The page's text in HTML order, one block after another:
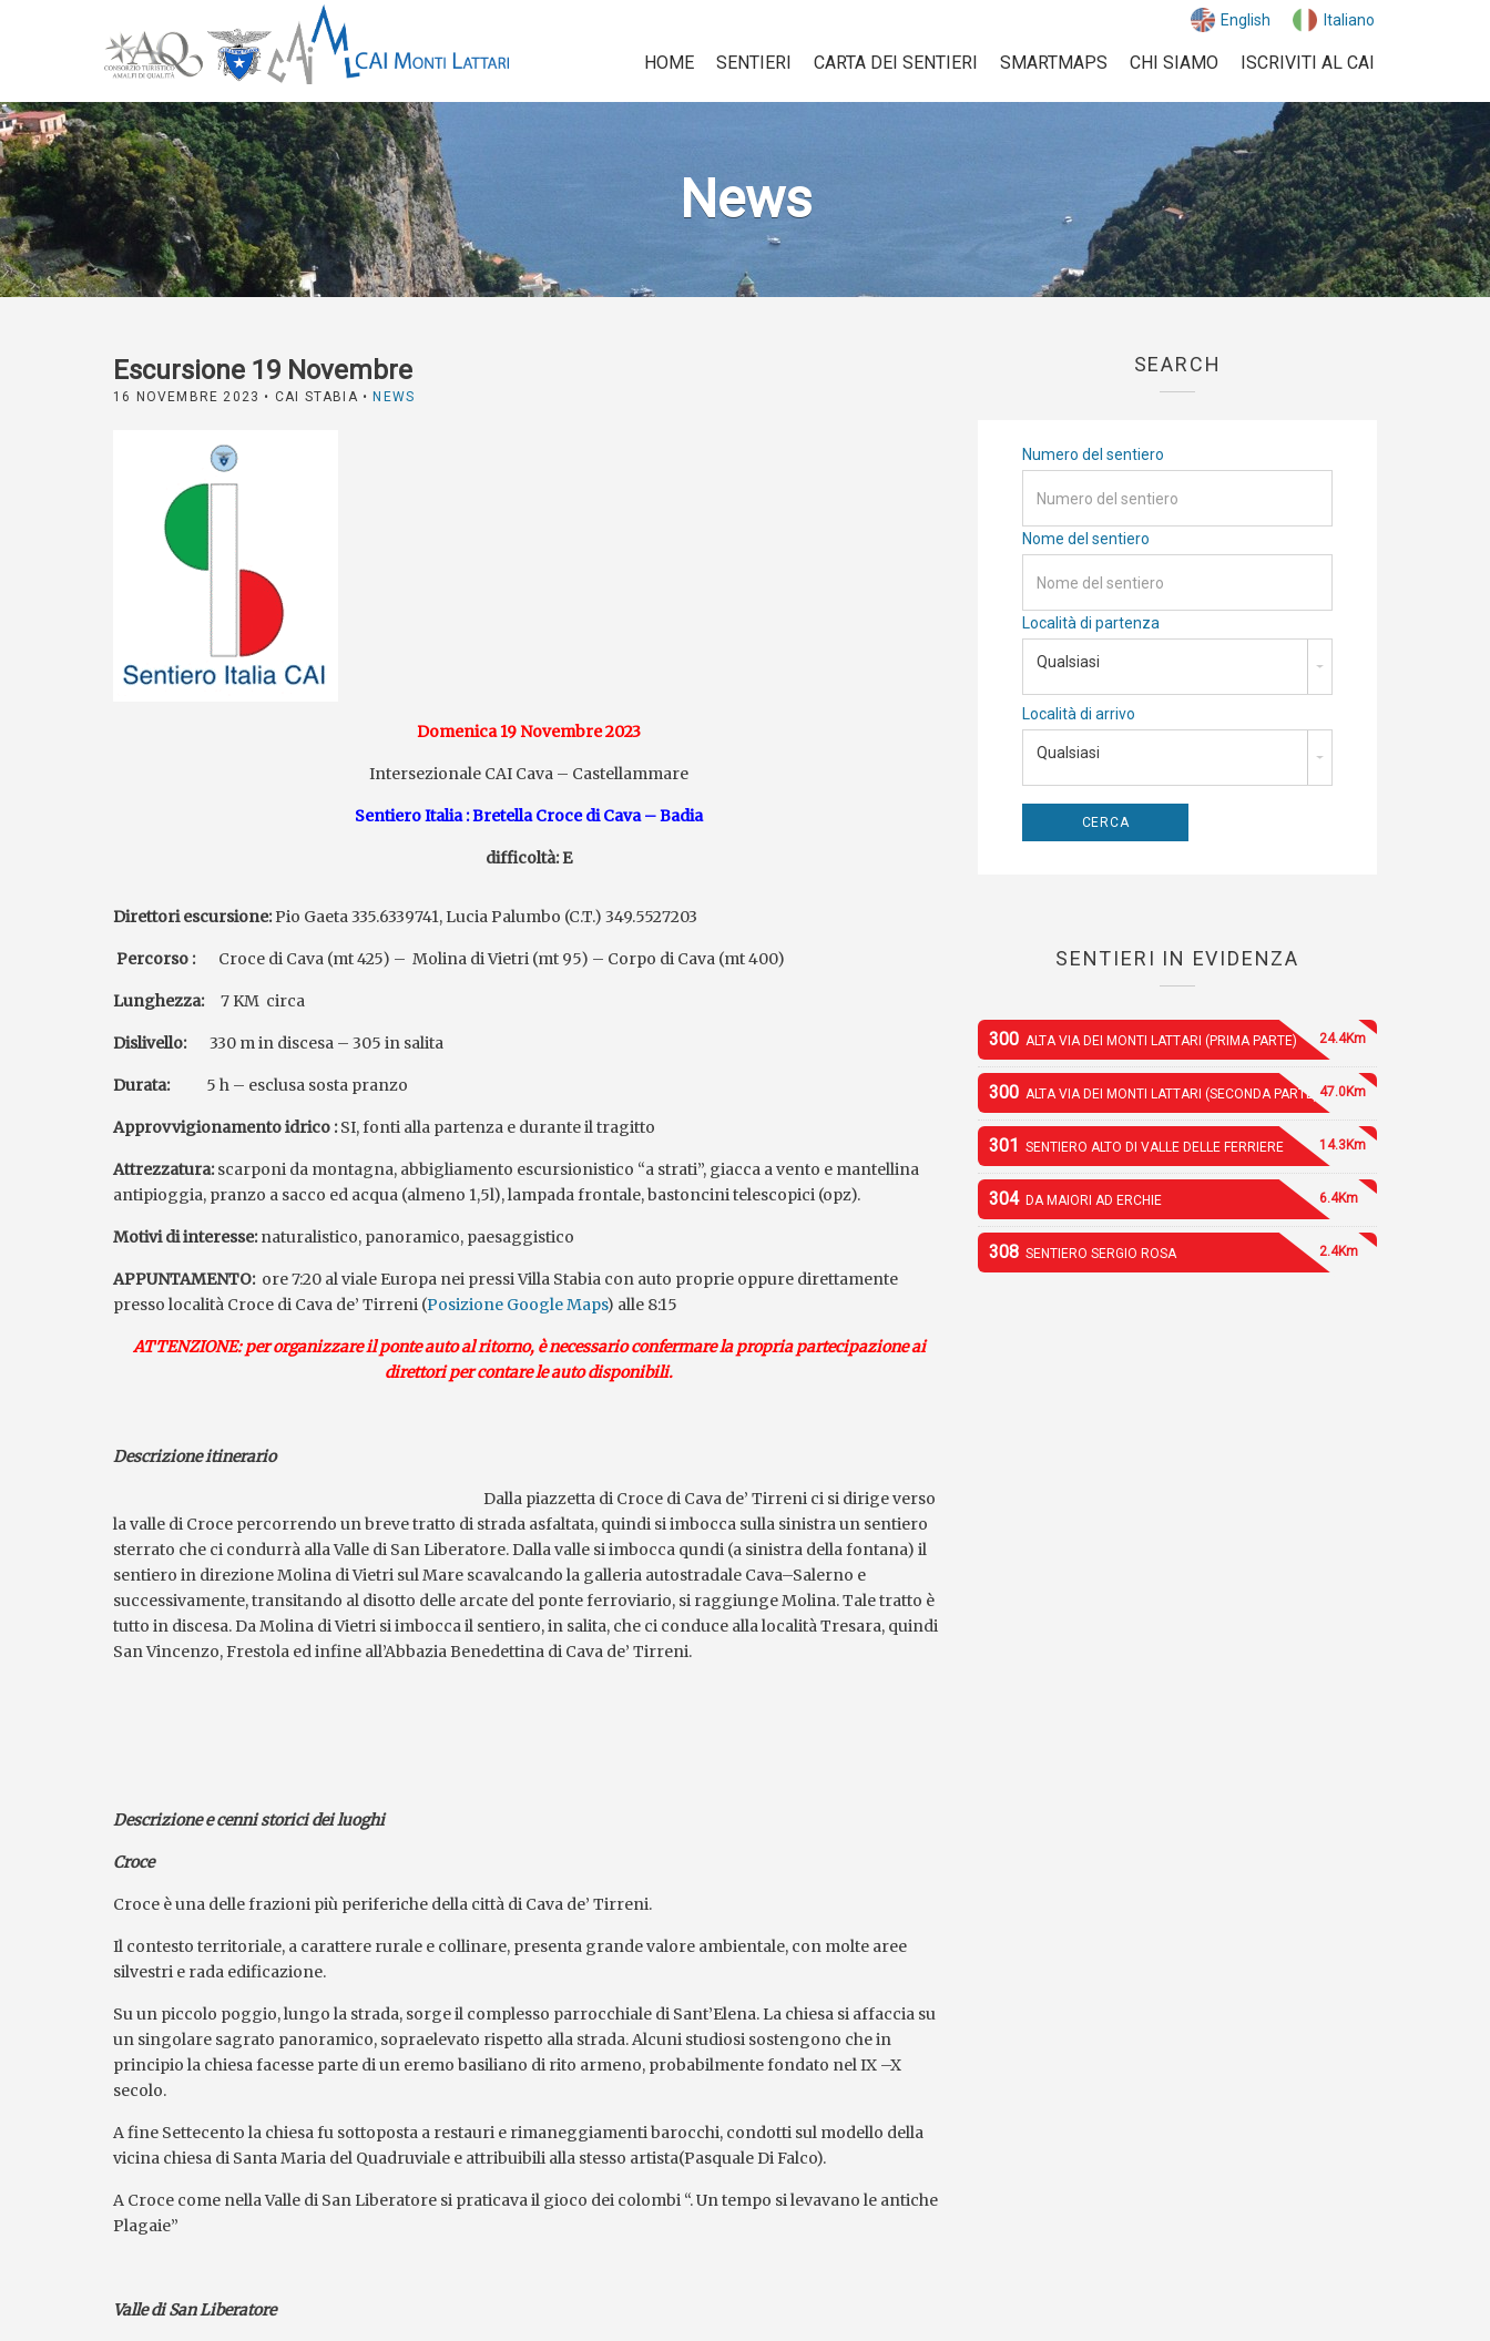
English Italiano
HOME SENTIERI CARTA DEI SENTIERI SMARTMAPS CHI SIAMO ISCRIVITI AL CAI
News
Escursione 19 Novembre
16 NOVEMBRE 2023 • CAI STABIA • NEWS
Domenica 19 Novembre 2023
Intersezionale CAI Cava – Castellammare
Sentiero Italia : Bretella Croce di Cava – Badia
difficoltà: E
Direttori escursione:Pio Gaeta 335.6339741, Lucia Palumbo (C.T.) 349.5527203
Percorso :Croce di Cava (mt 425) – Molina di Vietri (mt 95) – Corpo di Cava (mt 400)
Lunghezza:7 KM circa
Dislivello:330 m in discesa – 305 in salita
Durata:5 h – esclusa sosta pranzo
Approvvigionamento idrico :SI, fonti alla partenza e durante il tragitto
Attrezzatura:scarponi da montagna, abbigliamento escursionistico “a strati”, giacca a vento e mantellina
antipioggia, pranzo a sacco ed acqua (almeno 1,5l), lampada frontale, bastoncini telescopici (opz).
Motivi di interesse:naturalistico, panoramico, paesaggistico
APPUNTAMENTO:ore 7:20 al viale Europa nei pressi Villa Stabia con auto proprie oppure direttamente
presso località Croce di Cava de’ Tirreni (Posizione Google Maps) alle 8:15
ATTENZIONE: per organizzare il ponte auto al ritorno, è necessario confermare la propria partecipazione ai
direttori per contare le auto disponibili.
Descrizione itinerario
Dalla piazzetta di Croce di Cava de’ Tirreni ci si dirige verso
la valle di Croce percorrendo un breve tratto di strada asfaltata, quindi si imbocca sulla sinistra un sentiero
sterrato che ci condurrà alla Valle di San Liberatore. Dalla valle si imbocca qundi (a sinistra della fontana) il
sentiero in direzione Molina di Vietri sul Mare scavalcando la galleria autostradale Cava–Salerno e
successivamente, transitando al disotto delle arcate del ponte ferroviario, si raggiunge Molina. Tale tratto è
tutto in discesa. Da Molina di Vietri si imbocca il sentiero, in salita, che ci conduce alla località Tresara, quindi
San Vincenzo, Frestola ed infine all’Abbazia Benedettina di Cava de’ Tirreni.
Descrizione e cenni storici dei luoghi
Croce
Croce è una delle frazioni più periferiche della città di Cava de’ Tirreni.
Il contesto territoriale, a carattere rurale e collinare, presenta grande valore ambientale, con molte aree
silvestri e rada edificazione.
Su un piccolo poggio, lungo la strada, sorge il complesso parrocchiale di Sant’Elena. La chiesa si affaccia su
un singolare sagrato panoramico, sopraelevato rispetto alla strada. Alcuni studiosi sostengono che in
principio la chiesa facesse parte di un eremo basiliano di rito armeno, probabilmente fondato nel IX –X
secolo.
A fine Settecento la chiesa fu sottoposta a restauri e rimaneggiamenti barocchi, condotti sul modello della
vicina chiesa di Santa Maria del Quadruviale e attribuibili alla stesso artista(Pasquale Di Falco).
A Croce come nella Valle di San Liberatore si praticava il gioco dei colombi “. Un tempo si levavano le antiche
Plagaie”
Valle di San Liberatore
SEARCH
Numero del sentiero
Nome del sentiero
Località di partenza
Qualsiasi
Località di arrivo
Qualsiasi
SENTIERI IN EVIDENZA
300 ALTA VIA DEI MONTI LATTARI (PRIMA PARTE) 24.4Km
300 ALTA VIA DEI MONTI LATTARI (SECONDA PARTE) 47.0Km
301 SENTIERO ALTO DI VALLE DELLE FERRIERE 14.3Km
304 DA MAIORI AD ERCHIE 6.4Km
308 SENTIERO SERGIO ROSA 2.4Km